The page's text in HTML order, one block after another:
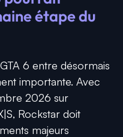
étape du
6 entre désormais
importante. Avec
2026 sur
Rockstar doit
majeurs